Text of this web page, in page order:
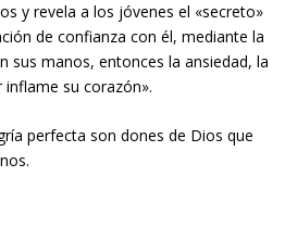
y revela a los jóvenes el «secreto»
de confianza con él, mediante la
sus manos, entonces la ansiedad, la
su corazón».
perfecta son dones de Dios que